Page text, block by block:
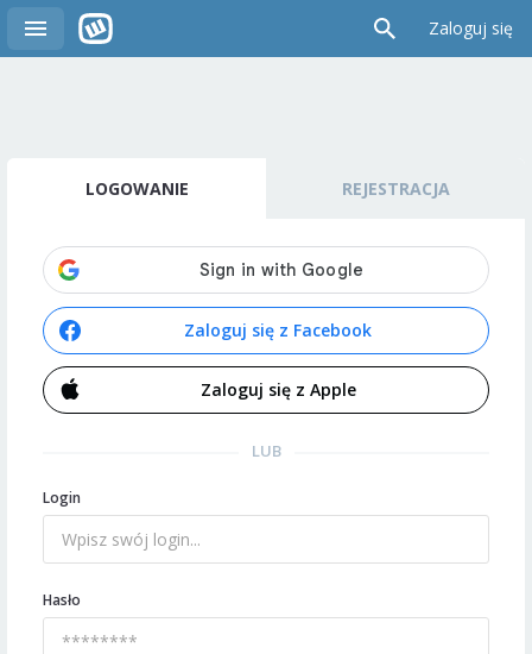
Zaloguj się
LOGOWANIE REJESTRACJA
Zaloguj się z Facebook
Zaloguj się z Apple
LUB
Login
Hasło